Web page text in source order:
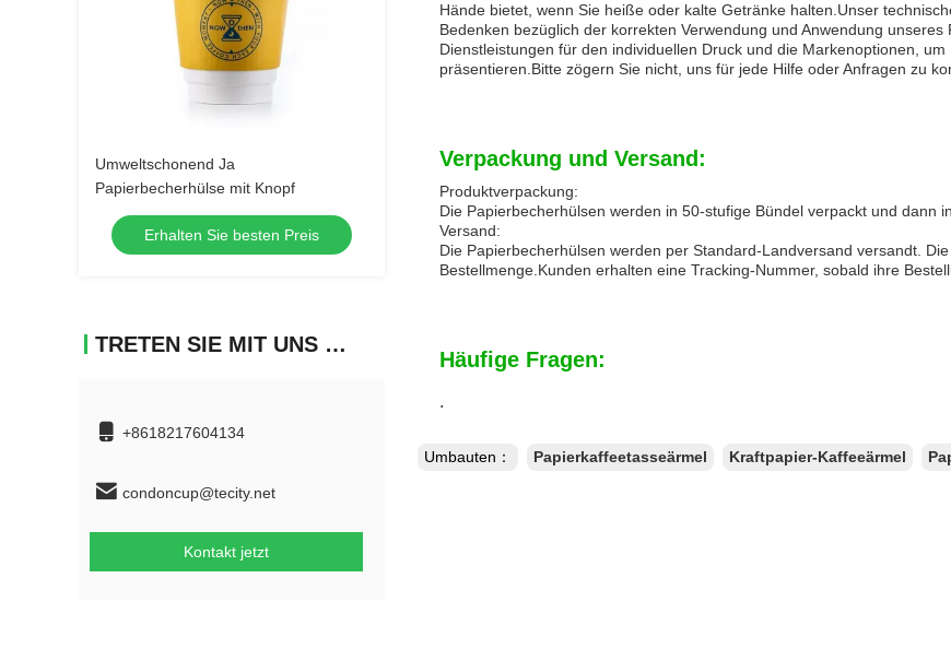
Umweltschonend Ja
Papierbecherhülse mit Knopf
Erhalten Sie besten Preis
TRETEN SIE MIT UNS IN VERBINDUNG
+8618217604134
condoncup@tecity.net
Kontakt jetzt
Hände bietet, wenn Sie heiße oder kalte Getränke halten.Unser
Bedenken bezüglich der korrekten Verwendung und Anwendung
Dienstleistungen für den individuellen Druck und die Markenoptionen,
präsentieren.Bitte zögern Sie nicht, uns für jede Hilfe oder Anfragen zu
Verpackung und Versand:
Produktverpackung:
Die Papierbecherhülsen werden in 50-stufige Bündel verpackt und dann
Versand:
Die Papierbecherhülsen werden per Standard-Landversand versandt.
Bestellmenge.Kunden erhalten eine Tracking-Nummer, sobald ihre
Häufige Fragen:
.
Umbauten： Papierkaffeetasseärmel Kraftpapier-Kaffeeärmel